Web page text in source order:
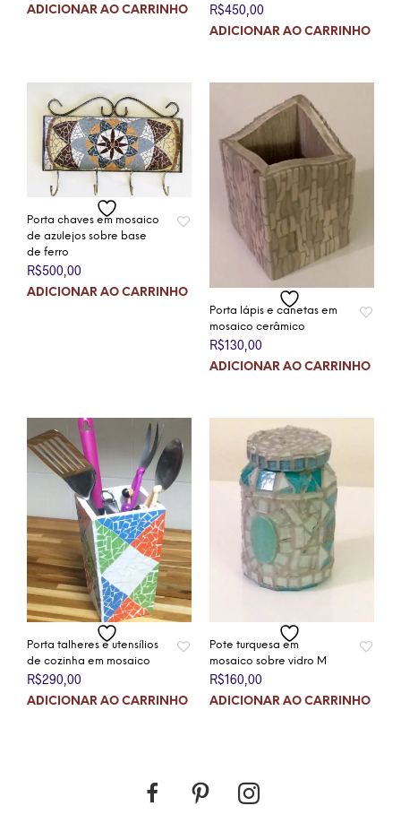
ADICIONAR AO CARRINHO R$450,00
ADICIONAR AO CARRINHO
Porta chaves em mosaico
de azulejos sobre base
de ferro
R$500,00
ADICIONAR AO CARRINHO
Porta lápis e canetas em
mosaico cerâmico
R$130,00
ADICIONAR AO CARRINHO
Porta talheres e utensílios
de cozinha em mosaico
R$290,00
ADICIONAR AO CARRINHO
Pote turquesa em
mosaico sobre vidro M
R$160,00
ADICIONAR AO CARRINHO